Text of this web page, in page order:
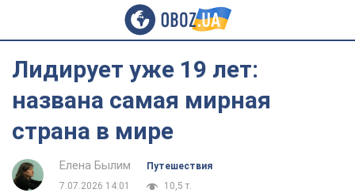
Лидирует уже 19 лет:
названа самая мирная
страна в мире
Елена Былим
Путешествия
7.07.2026 14:01
10,5 т.